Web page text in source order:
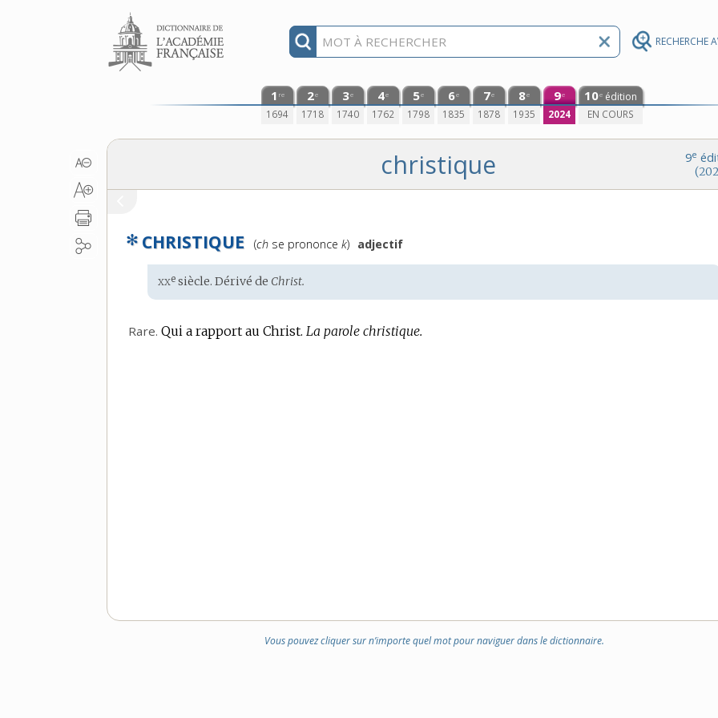
RECHERCHE
Aller au contenu
1 re
1694
2e
1718
3e
1740
4e
1762
5e
1798
6e
1835
7e
1878
8e
1935
9e
2024
10e édition
EN COURS
9e
christique
✻ CHRISTIQUE
Prononciation
(ch se prononcek) adjectif
Étymologie
:
xxe siècle. Dérivé de Christ.
Rare. Qui a rapport au Christ. La parole christique.
Vous pouvez cliquer sur n’importe quel mot pour naviguer dans le dictionnaire.